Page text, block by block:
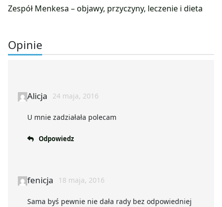
Zespół Menkesa – objawy, przyczyny, leczenie i dieta
Opinie
Alicja 24 maja, 2016
U mnie zadziałała polecam
Odpowiedz
fenicja 18 maja, 2016
Sama byś pewnie nie dała rady bez odpowiedniej